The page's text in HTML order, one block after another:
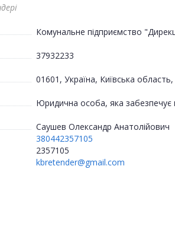
Комунальне підприємство
37932233
01601, Україна, Київська
Юридична особа, яка
Саушев Олександр Анатолійович
380442357105
2357105
kbretender@gmail.com